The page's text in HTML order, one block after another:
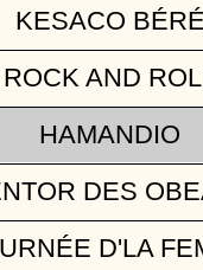
KESACO BÉRÉ
ROCK AND
HAMANDIO
DES
D'LA